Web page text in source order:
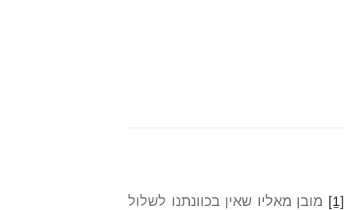
[1] מובן מאליו שאין בכוונתנו לשלול